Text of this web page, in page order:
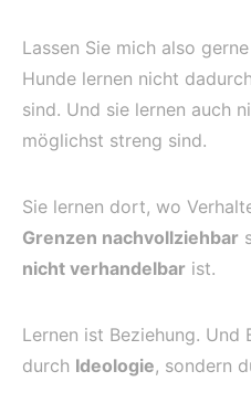
Lassen Sie mich also
Hunde lernen nicht
sind. Und sie lernen auch
möglichst streng sind.
Sie lernen dort, wo
Grenzen nachvollziehbar
nicht verhandelbar ist.
Lernen ist Beziehung. Und
durch Ideologie, sondern